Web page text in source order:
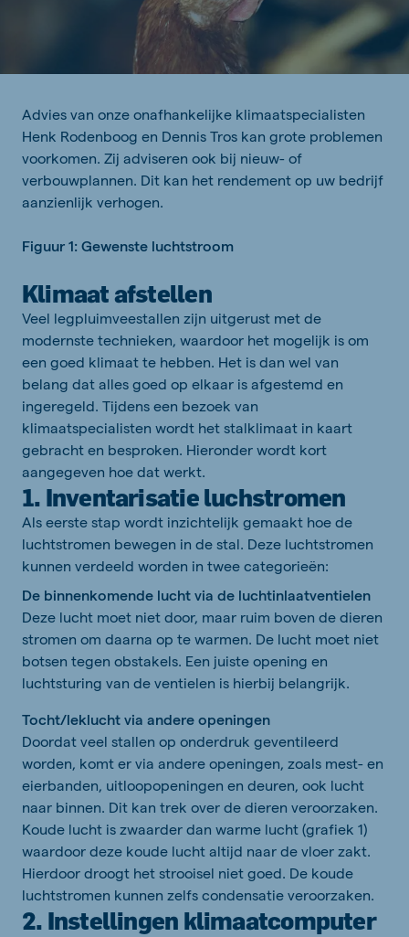
Advies van onze onafhankelijke klimaatspecialisten
Henk Rodenboog en Dennis Tros kan grote problemen
voorkomen. Zij adviseren ook bij nieuw- of
verbouwplannen. Dit kan het rendement op uw bedrijf
aanzienlijk verhogen.
Figuur 1: Gewenste luchtstroom
Klimaat afstellen
Veel legpluimveestallen zijn uitgerust met de
modernste technieken, waardoor het mogelijk is om
een goed klimaat te hebben. Het is dan wel van
belang dat alles goed op elkaar is afgestemd en
ingeregeld. Tijdens een bezoek van
klimaatspecialisten wordt het stalklimaat in kaart
gebracht en besproken. Hieronder wordt kort
aangegeven hoe dat werkt.
1. Inventarisatie luchstromen
Als eerste stap wordt inzichtelijk gemaakt hoe de
luchtstromen bewegen in de stal. Deze luchtstromen
kunnen verdeeld worden in twee categorieën:
De binnenkomende lucht via de luchtinlaatventielen
Deze lucht moet niet door, maar ruim boven de dieren
stromen om daarna op te warmen. De lucht moet niet
botsen tegen obstakels. Een juiste opening en
luchtsturing van de ventielen is hierbij belangrijk.
Tocht/leklucht via andere openingen
Doordat veel stallen op onderdruk geventileerd
worden, komt er via andere openingen, zoals mest- en
eierbanden, uitloopopeningen en deuren, ook lucht
naar binnen. Dit kan trek over de dieren veroorzaken.
Koude lucht is zwaarder dan warme lucht (grafiek 1)
waardoor deze koude lucht altijd naar de vloer zakt.
Hierdoor droogt het strooisel niet goed. De koude
luchtstromen kunnen zelfs condensatie veroorzaken.
2. Instellingen klimaatcomputer